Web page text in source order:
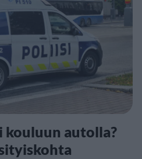
kouluun autolla?